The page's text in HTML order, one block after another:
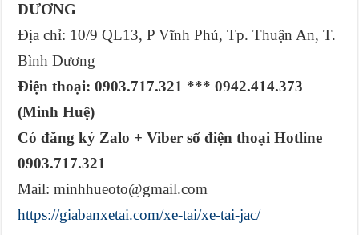
DƯƠNG
Địa chỉ: 10/9 QL13, P Vĩnh Phú, Tp. Thuận An, T.
Bình Dương
Điện thoại: 0903.717.321 *** 0942.414.373
(Minh Huệ)
Có đăng ký Zalo + Viber số điện thoại Hotline
0903.717.321
Mail: minhhueoto@gmail.com
https://giabanxetai.com/xe-tai/xe-tai-jac/